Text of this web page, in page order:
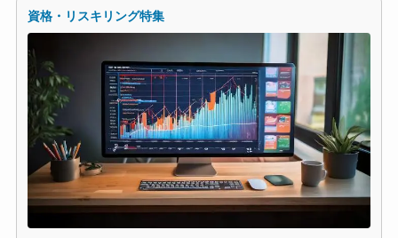
資格・リスキリング特集